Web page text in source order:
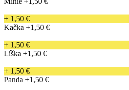
+ 1,50 €
Kačka +1,50 €
+ 1,50 €
Líška +1,50 €
+ 1,50 €
Panda +1,50 €